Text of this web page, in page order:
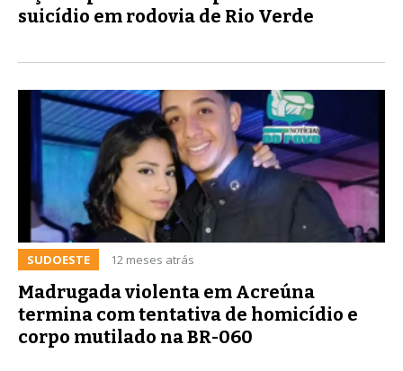
suicídio em rodovia de Rio Verde
SUDOESTE 12 meses atrás
Madrugada violenta em Acreúna
termina com tentativa de homicídio e
corpo mutilado na BR-060